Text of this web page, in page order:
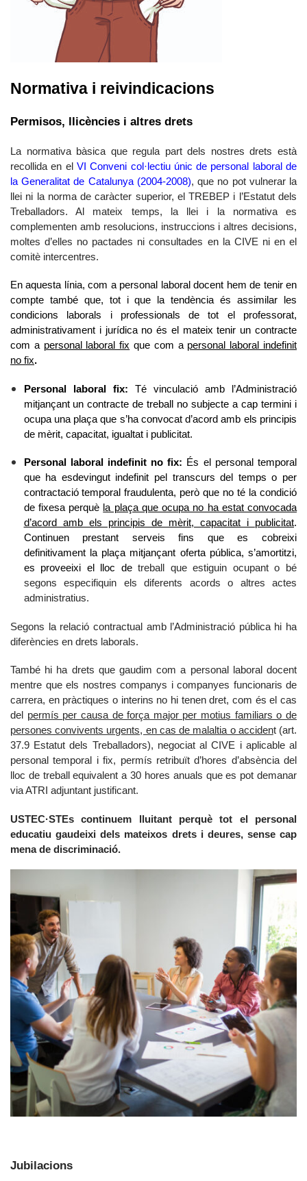
Normativa i reivindicacions
Permisos, llicències i altres drets
La normativa bàsica que regula part dels nostres drets està
recollida en el VI Conveni col·lectiu únic de personal laboral de
la Generalitat de Catalunya (2004-2008), que no pot vulnerar la
llei ni la norma de caràcter superior, el TREBEP i l’Estatut dels
Treballadors. Al mateix temps, la llei i la normativa es
complementen amb resolucions, instruccions i altres decisions,
moltes d’elles no pactades ni consultades en la CIVE ni en el
comitè intercentres.
En aquesta línia, com a personal laboral docent hem de tenir en
compte també que, tot i que la tendència és assimilar les
condicions laborals i professionals de tot el professorat,
administrativament i jurídica no és el mateix tenir un contracte
com a personal laboral fix que com a personal laboral indefinit
no fix.
Personal laboral fix: Té vinculació amb l’Administració
mitjançant un contracte de treball no subjecte a cap termini i
ocupa una plaça que s’ha convocat d’acord amb els principis
de mèrit, capacitat, igualtat i publicitat.
Personal laboral indefinit no fix: És el personal temporal
que ha esdevingut indefinit pel transcurs del temps o per
contractació temporal fraudulenta, però que no té la condició
de fixesa perquè la plaça que ocupa no ha estat convocada
d’acord amb els principis de mèrit, capacitat i publicitat.
Continuen prestant serveis fins que es cobreixi
definitivament la plaça mitjançant oferta pública, s’amortitzi,
es proveeixi el lloc detreball que estiguin ocupant o bé
segons especifiquin els diferents acords o altres actes
administratius.
Segons la relació contractual amb l’Administració pública hi ha
diferències en drets laborals.
També hi ha drets que gaudim com a personal laboral docent
mentre que els nostres companys i companyes funcionaris de
carrera, en pràctiques o interins no hi tenen dret, com és el cas
del permís per causa de força major per motius familiars o de
persones convivents urgents, en cas de malaltia o accident (art.
37.9 Estatut dels Treballadors), negociat alCIVE i aplicable al
personal temporal i fix, permís retribuït d’hores d’absència del
lloc de treball equivalenta 30 hores anuals que es pot demanar
via ATRI adjuntant justificant.
USTEC·STEs continuem lluitant perquè tot el personal
educatiu gaudeixi dels mateixos drets i deures, sense cap
mena de discriminació.
Jubilacions